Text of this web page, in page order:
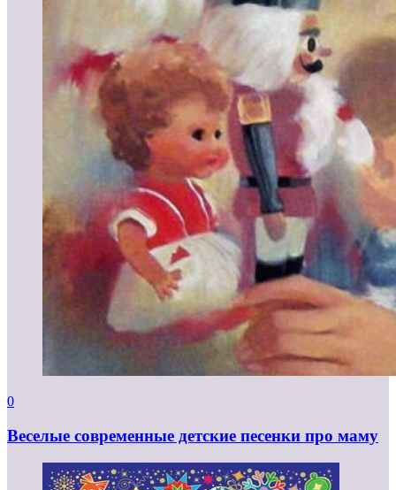
0
Веселые современные детские песенки про маму